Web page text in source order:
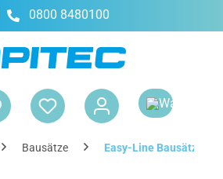
0800 8480100
Bausätze Easy-Line Bausätze